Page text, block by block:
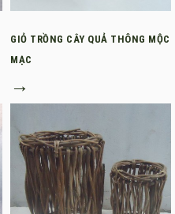
GIỎ TRỒNG CÂY QUẢ THÔNG MỘC
MẠC
→